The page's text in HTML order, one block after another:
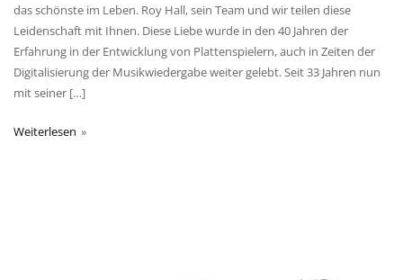
das schönste im Leben. Roy Hall, sein Team und wir teilen diese
Leidenschaft mit Ihnen. Diese Liebe wurde in den 40 Jahren der
Erfahrung in der Entwicklung von Plattenspielern, auch in Zeiten der
Digitalisierung der Musikwiedergabe weiter gelebt. Seit 33 Jahren nun
mit seiner […]
Weiterlesen